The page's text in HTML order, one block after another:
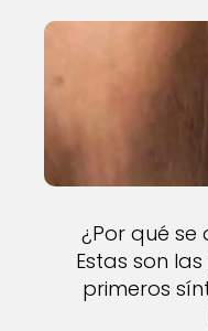
¿Por qué se
Estas son
primeros